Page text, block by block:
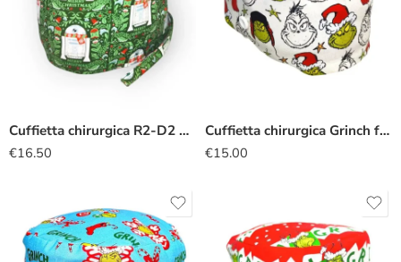
Cuffietta chirurgica R2-D2 natale
€16.50
Cuffietta chirurgica Grinch facce
€15.00